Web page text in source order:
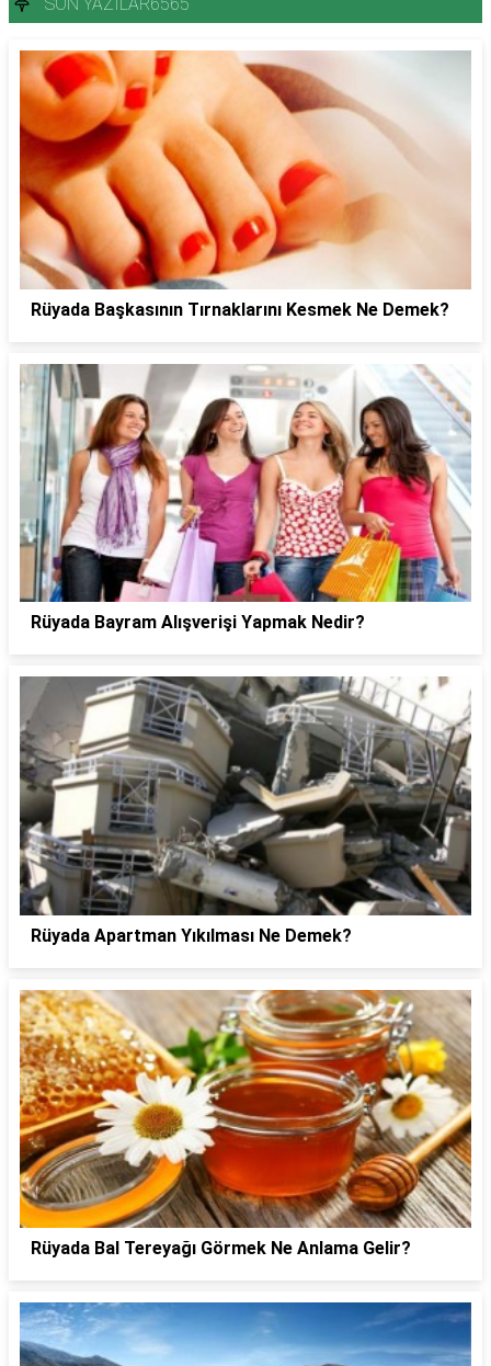
Rüyada Başkasının Tırnaklarını Kesmek Ne Demek?
Rüyada Bayram Alışverişi Yapmak Nedir?
Rüyada Apartman Yıkılması Ne Demek?
Rüyada Bal Tereyağı Görmek Ne Anlama Gelir?